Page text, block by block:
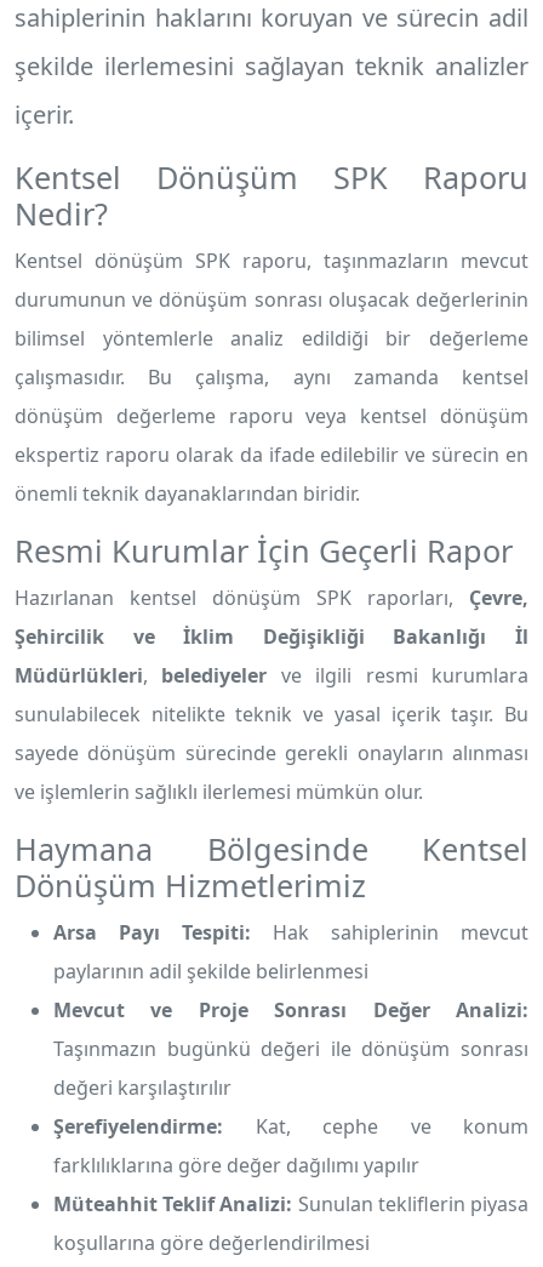
sahiplerinin haklarını koruyan ve sürecin adil
şekilde ilerlemesini sağlayan teknik analizler
içerir.
Kentsel Dönüşüm SPK Raporu
Nedir?
Kentsel dönüşüm SPK raporu, taşınmazların mevcut
durumunun ve dönüşüm sonrası oluşacak değerlerinin
bilimsel yöntemlerle analiz edildiği bir değerleme
çalışmasıdır. Bu çalışma, aynı zamanda kentsel
dönüşüm değerleme raporu veya kentsel dönüşüm
ekspertiz raporu olarak da ifade edilebilir ve sürecin en
önemli teknik dayanaklarından biridir.
Resmi Kurumlar İçin Geçerli Rapor
Hazırlanan kentsel dönüşüm SPK raporları, Çevre,
Şehircilik ve İklim Değişikliği Bakanlığı İl
Müdürlükleri, belediyeler ve ilgili resmi kurumlara
sunulabilecek nitelikte teknik ve yasal içerik taşır. Bu
sayede dönüşüm sürecinde gerekli onayların alınması
ve işlemlerin sağlıklı ilerlemesi mümkün olur.
Haymana Bölgesinde Kentsel
Dönüşüm Hizmetlerimiz
Arsa Payı Tespiti: Hak sahiplerinin mevcut
paylarının adil şekilde belirlenmesi
Mevcut ve Proje Sonrası Değer Analizi:
Taşınmazın bugünkü değeri ile dönüşüm sonrası
değeri karşılaştırılır
Şerefiyelendirme: Kat, cephe ve konum
farklılıklarına göre değer dağılımı yapılır
Müteahhit Teklif Analizi: Sunulan tekliflerin piyasa
koşullarına göre değerlendirilmesi